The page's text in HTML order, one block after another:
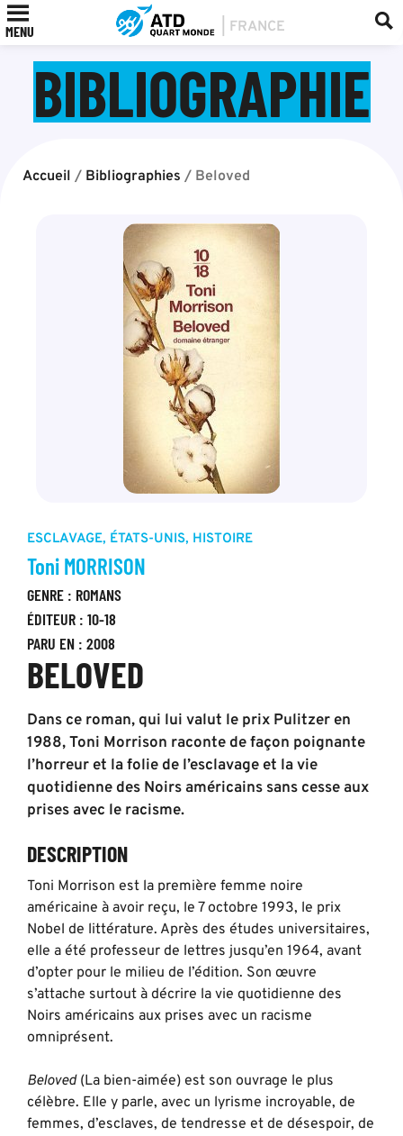
MENU
BIBLIOGRAPHIE
Accueil / Bibliographies / Beloved
ESCLAVAGE, ÉTATS-UNIS, HISTOIRE
Toni MORRISON
GENRE : ROMANS
ÉDITEUR : 10-18
PARU EN : 2008
BELOVED
Dans ce roman, qui lui valut le prix Pulitzer en
1988, Toni Morrison raconte de façon poignante
l’horreur et la folie de l’esclavage et la vie
quotidienne des Noirs américains sans cesse aux
prises avec le racisme.
DESCRIPTION
Toni Morrison est la première femme noire
américaine à avoir reçu, le 7 octobre 1993, le prix
Nobel de littérature. Après des études universitaires,
elle a été professeur de lettres jusqu’en 1964, avant
d’opter pour le milieu de l’édition. Son œuvre
s’attache surtout à décrire la vie quotidienne des
Noirs américains aux prises avec un racisme
omniprésent.
Beloved(La bien-aimée) est son ouvrage le plus
célèbre. Elle y parle, avec un lyrisme incroyable, de
femmes, d’esclaves, de tendresse et de désespoir, de